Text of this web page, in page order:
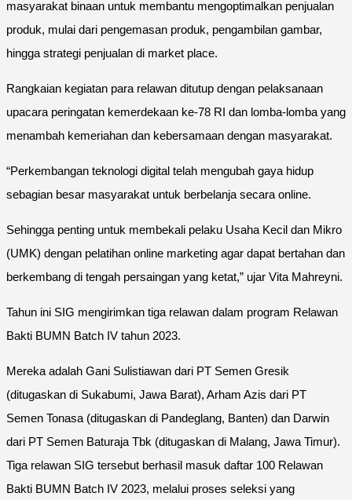
masyarakat binaan untuk membantu mengoptimalkan penjualan
produk, mulai dari pengemasan produk, pengambilan gambar,
hingga strategi penjualan di market place.
Rangkaian kegiatan para relawan ditutup dengan pelaksanaan
upacara peringatan kemerdekaan ke-78 RI dan lomba-lomba yang
menambah kemeriahan dan kebersamaan dengan masyarakat.
“Perkembangan teknologi digital telah mengubah gaya hidup
sebagian besar masyarakat untuk berbelanja secara online.
Sehingga penting untuk membekali pelaku Usaha Kecil dan Mikro
(UMK) dengan pelatihan online marketing agar dapat bertahan dan
berkembang di tengah persaingan yang ketat,” ujar Vita Mahreyni.
Tahun ini SIG mengirimkan tiga relawan dalam program Relawan
Bakti BUMN Batch IV tahun 2023.
Mereka adalah Gani Sulistiawan dari PT Semen Gresik
(ditugaskan di Sukabumi, Jawa Barat), Arham Azis dari PT
Semen Tonasa (ditugaskan di Pandeglang, Banten) dan Darwin
dari PT Semen Baturaja Tbk (ditugaskan di Malang, Jawa Timur).
Tiga relawan SIG tersebut berhasil masuk daftar 100 Relawan
Bakti BUMN Batch IV 2023, melalui proses seleksi yang